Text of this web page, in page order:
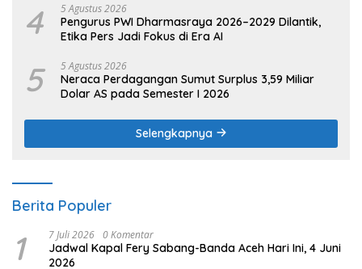
4 5 Agustus 2026
Pengurus PWI Dharmasraya 2026–2029 Dilantik,
Etika Pers Jadi Fokus di Era AI
5 5 Agustus 2026
Neraca Perdagangan Sumut Surplus 3,59 Miliar
Dolar AS pada Semester I 2026
Selengkapnya
Berita Populer
1 7 Juli 2026 0 Komentar
Jadwal Kapal Fery Sabang-Banda Aceh Hari Ini, 4 Juni
2026